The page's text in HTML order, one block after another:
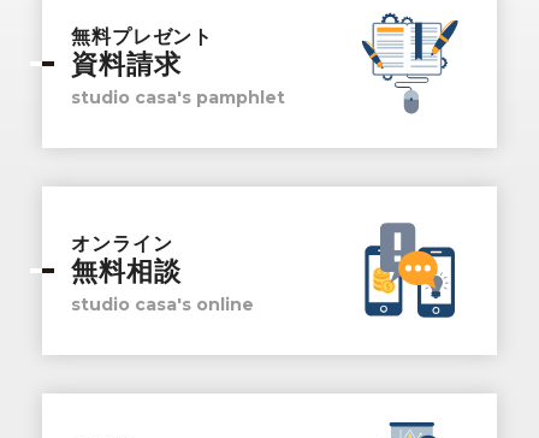
無料プレゼント
資料請求
studio casa's pamphlet
オンライン
無料相談
studio casa's online